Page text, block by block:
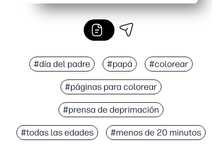
#día del padre #papá #colorear
#páginas para colorear
#prensa de deprimación
#todas las edades #menos de 20 minutos